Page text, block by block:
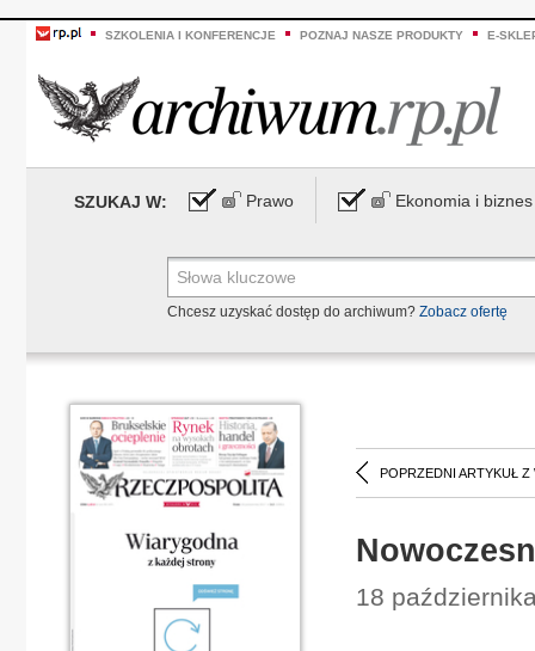
SZKOLENIA I KONFERENCJE POZNAJ NASZE PRODUKTY E-
SZUKAJ W: Prawo Ekonomia i biznes
Chcesz uzyskać dostęp do archiwum? Zobacz ofertę
POPRZEDNI ARTYKUŁ Z
18